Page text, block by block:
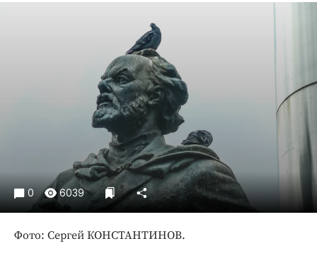
Недвижимость и ЖКХ
Образование
Общество
Праздники
Происшествия
Спорт
Экономика и бизнес
ПРОЕКТЫ
Блоги
0 6039
Фото: Сергей КОНСТАНТИНОВ.